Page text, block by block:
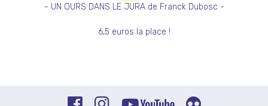
- UN OURS DANS LE JURA de Franck Dubosc -
6,5 euros la place !